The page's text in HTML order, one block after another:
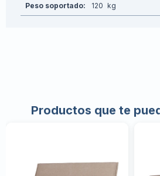
Peso soportado 120
Productos que te